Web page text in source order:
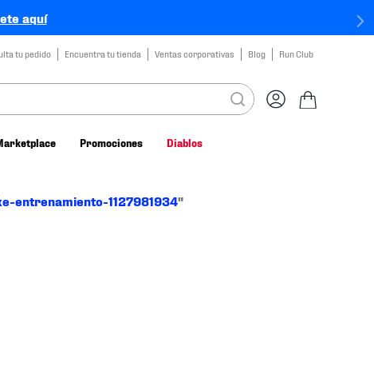
aquí
tu pedido Encuentra tu tienda Ventas corporativas Blog Run Club
Promociones Diablos
entrenamiento-1127981934"